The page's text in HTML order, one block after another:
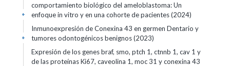
comportamiento biológico del ameloblastoma: Un
enfoque in vitro y en una cohorte de pacientes (2024)
+
Inmunoexpresión de Conexina 43 en germen Dentario y
tumores odontogénicos benignos (2023)
+
Expresión de los genes braf, smo, ptch 1, ctnnb 1, cav 1 y
de las proteínas Ki67, caveolina 1, moc 31 y conexina 43